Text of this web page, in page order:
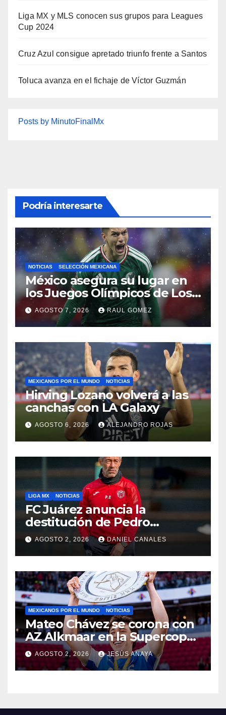
Liga MX y MLS conocen sus grupos para Leagues
Cup 2024
Cruz Azul consigue apretado triunfo frente a Santos
Toluca avanza en el fichaje de Víctor Guzmán
Posts by MinutoFinalMx
Podría interesarte
NOTICIAS SELECCIÓN MEXICANA
México asegura su lugar en
los Juegos Olímpicos de Los
Ángeles 2028
AGOSTO 7, 2026 RAUL GOMEZ
MEXICANOS POR EL MUNDO NOTICIAS
Hirving Lozano volverá a las
canchas con LA Galaxy
AGOSTO 6, 2026 ALEJANDRO ROJAS
LIGA MX NOTICIAS
FC Juárez anuncia la
destitución de Pedro
Caixinha
AGOSTO 2, 2026 DANIEL CANALES
MEXICANOS POR EL MUNDO NOTICIAS
Mateo Chávez se corona con
AZ Alkmaar en la Supercopa
de Países Bajos
AGOSTO 2, 2026 JESÚS ANAYA